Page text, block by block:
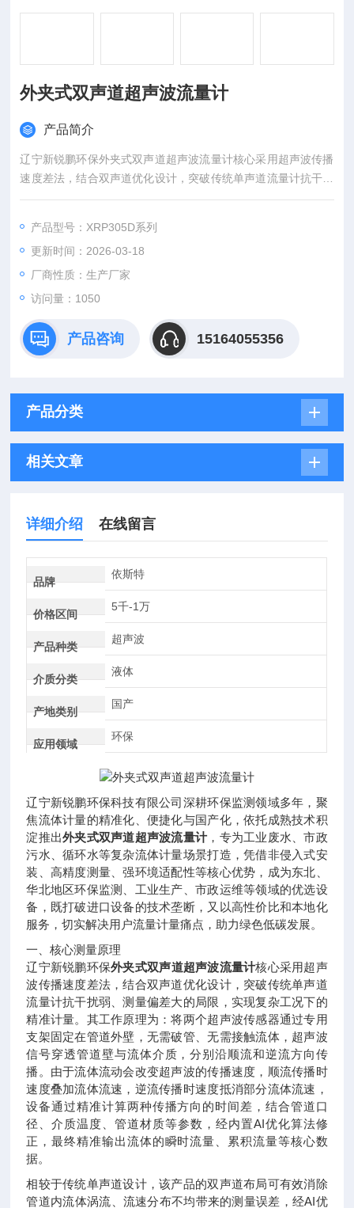
外夹式双声道超声波流量计
产品简介
辽宁新锐鹏环保外夹式双声道超声波流量计核心采用超声波传播
速度差法，结合双声道优化设计，突破传统单声道流量计抗干扰
弱、测量偏差大的局限，实现复杂工况下的精准计量。其工作原
破管、无需接触流体，超声波信号穿透管道壁与流体介质，分别
沿顺流和逆流方向传播。
产品型号：XRP305D系列
更新时间：2026-03-18
厂商性质：生产厂家
访问量：1050
产品咨询 15164055356
产品分类
相关文章
详细介绍 在线留言
品牌
依斯特
价格区间
5千-1万
产品种类
超声波
介质分类
液体
产地类别
国产
应用领域
环保
辽宁新锐鹏环保科技有限公司深耕环保监测领域多年，聚
焦流体计量的精准化、便捷化与国产化，依托成熟技术积
淀推出外夹式双声道超声波流量计，专为工业废水、市政
污水、循环水等复杂流体计量场景打造，凭借非侵入式安
装、高精度测量、强环境适配性等核心优势，成为东北、
华北地区环保监测、工业生产、市政运维等领域的优选设
备，既打破进口设备的技术垄断，又以高性价比和本地化
服务，切实解决用户流量计量痛点，助力绿色低碳发展。
一、核心测量原理
辽宁新锐鹏环保外夹式双声道超声波流量计核心采用超声
波传播速度差法，结合双声道优化设计，突破传统单声道
流量计抗干扰弱、测量偏差大的局限，实现复杂工况下的
精准计量。其工作原理为：将两个超声波传感器通过专用
支架固定在管道外壁，无需破管、无需接触流体，超声波
信号穿透管道壁与流体介质，分别沿顺流和逆流方向传
播。由于流体流动会改变超声波的传播速度，顺流传播时
速度叠加流体流速，逆流传播时速度抵消部分流体流速，
设备通过精准计算两种传播方向的时间差，结合管道口
径、介质温度、管道材质等参数，经内置AI优化算法修
正，最终精准输出流体的瞬时流量、累积流量等核心数
据。
相较于传统单声道设计，该产品的双声道布局可有效消除
管道内流体涡流、流速分布不均带来的测量误差，经AI优